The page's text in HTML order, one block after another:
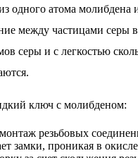
одного атома
между частицами серы
серы и с легкостью
ключ с молибденом:
резьбовых
замки, проникая в